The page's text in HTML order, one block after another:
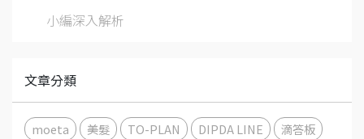
小編深入解析
文章分類
moeta 美髮 TO-PLAN DIPDA LINE
滴答板